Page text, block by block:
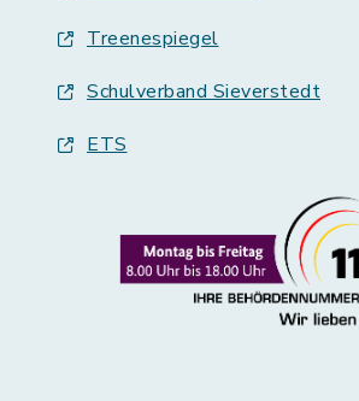
Treenespiegel
Schulverband Sieverstedt
ETS